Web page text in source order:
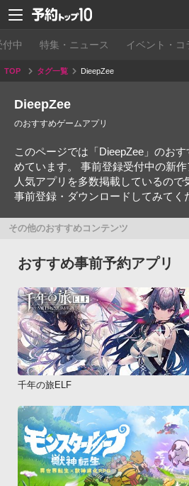
中 特集・ニュース イベント・コ
TOP タグ一覧 DieepZee
DieepZee
のおすすめゲームアプリ
このページでは「DieepZee」のお
めています。 事前登録受付中の新
人気アプリを多数掲載しているの
事前登録・ダウンロードしてみてく
その他のおすすめコンテンツ
おすすめ事前予約アプリ
千年の旅ELF